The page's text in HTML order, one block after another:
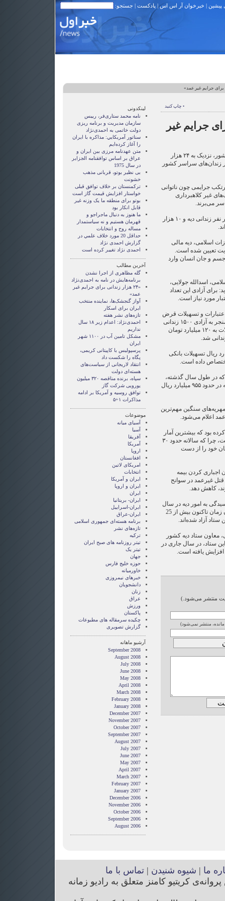
پیشین | خبرخوان آر اس اس| پادکست | جستجو:
• چاپ کنید
جرایم غیر
بنا به گفته مدیر عامل ستاد دیه کشور، نزدیک به ۲۴ ‬هزار
زندان‌های سراسر کشور
جرایمی چون ناتوانی
غیر کلاهبرداری
سر می‌برند.
گفته می‌شود از این تعداد، ۱۴ هزار نفر زندانی دیه و ۱۰ هزار
اسلامی، ديه مالی
تعيين شده است.
جسم و جان انسان وارد
اسدالله جولایی،
برای آزادی این تعداد
مورد نیاز است.
در سال ۸۴ میزان اعتبارات و تسهیلات قرض
الحسنه ۲۰ میلیارد تومان بود که منجر به آزادی ۱۵۰۰ زندانی
شد، در سال ۸۶ میزان این تسهیلات به ۱۲۰ میلیارد تومان
شد.
نیز مبلغ ۱۲۰۰ میلیارد ریال تسهیلات بانکی
اختصاص داده‌ است.
در طول سال گذشته،
۴۵۰ نفر زندانی با مبلغ پرداخت دیه در حدود ۹۵۵ میلیارد ریال
سنگین مهم‌ترین
اعلام می‌شود.
بود که بیشترین آمار
دیه کشور مربوط به تصادفات است، چرا که سالانه حدود ۳۰
خود را از دست
اجباری کردن بیمه
غیرعمد در سوانح
کاهش دهد.
به امور دیه در سال
۱۳۶۹ تاسیس شده است. از همان زمان تاکنون بیش از 25
ستاد آزاد شده‌اند.
معاون ستاد دیه کشور
ستاد، در سال جاری در
منتشر می‌شود.)
مانده، منتشر نمی‌شود)
لینکدونی
نامه محمد ستاری‌فر، رییس
سازمان مدیریت و برنامه ریزی
دولت خاتمی به احمدی‌نژاد
سناتور آمريکايي: مذاکره با ايران
را آغاز کرده‌ايم
متن عهدنامه مرزى بين ايران و
عراق بر اساس توافقنامه الجزاير
در سال 1975
بی نظیر بوتو، قربانی مذهب
خشونت
ترکمنستان بر خلاف توافق قبلی
خواستار افزایش قیمت گاز است
بوتو برای منطقه ما یک وزنه غیر
قابل انکار بود
ما هنوز به دنبال ماجراجو و
قهرمان هستيم و نه سياستمدار
مساله روح و انتخابات
حداقل 20 مورد خلاف علمي در
گزارش احمدی نژاد
احمدی نژاد تغییر کرده است
آخرین مطالب
گله مظاهری از اجرا نشدن
برنامه‌هایش در نامه به احمدی‌نژاد
«۲۴ هزار زندانی برای جرایم غیر
عمد»
آواز گنجشک‌ها، نماینده منتخب
ایران برای اسکار
تازه‌های نشر هفته
احمدی‌نژاد: اعدام زیر ۱۸ سال
نداریم
مشکل تامین آب در ۱۱۰۰ شهر
ایران
پرسپولیس با کاپیتانی کریمی،
پگاه را شکست داد
انتقاد لاریجانی از سیاست‌های
هسته‌ای دولت
سپاه، برنده مناقصه ۳۲۰ میلیون
یورویی شرکت گاز
توافق روسیه و آمریکا بر ادامه
مذاکرات ۱+۵
موضوعات
آسيای ميانه
آسیا
آفریقا
آمریکا
اروپا
افغانستان
امریکای لاتین
انتخابات
ايران و آمريکا
ايران و اروپا
ایران
ایران- بریتانیا
ایران-اسراییل
ایران-عراق
برنامه هسته‌ای جمهوری اسلامی
تازه‌های نشر
ترکیه
تیتر روزنامه های صبح ایران
تیتر یک
جهان
حوزه خلیج فارس
خاورمیانه
خبرهای نیمروزی
دانشجویان
زنان
عراق
ورزش
پاکستان
چکیده سرمقاله های مطبوعات
گزارش تصويری
آرشیو ماهانه
September 2008
August 2008
July 2008
June 2008
May 2008
April 2008
March 2008
February 2008
January 2008
December 2007
November 2007
October 2007
September 2007
August 2007
July 2007
June 2007
May 2007
April 2007
March 2007
February 2007
January 2007
December 2006
November 2006
October 2006
September 2006
August 2006
ما | شیوه شنیدن |تماس با ما
کریتیو کامنز متعلق به رادیو زمانه